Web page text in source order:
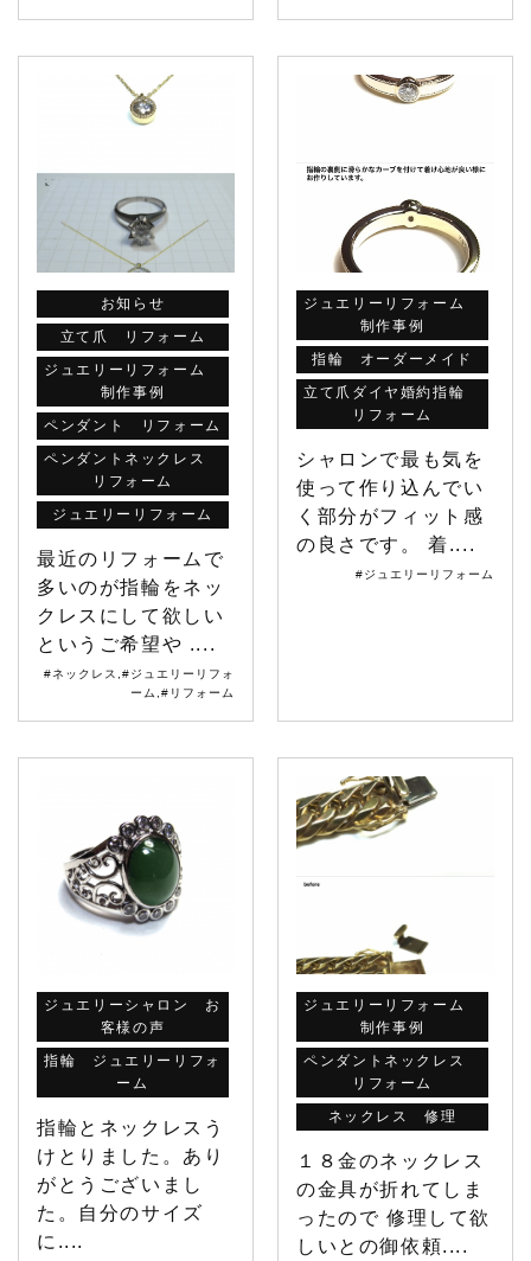
お知らせ
立て爪 リフォーム
ジュエリーリフォーム
制作事例
ペンダント リフォーム
ペンダントネックレス
リフォーム
ジュエリーリフォーム
最近のリフォームで
多いのが指輪をネッ
クレスにして欲しい
というご希望や ....
#ネックレス
#ジュエリーリフォ
ーム #リフォーム
ジュエリーリフォーム
制作事例
指輪 オーダーメイド
立て爪ダイヤ婚約指輪
リフォーム
シャロンで最も気を
使って作り込んでい
く部分がフィット感
の良さです。 着....
#ジュエリーリフォーム
ジュエリーシャロン お
客様の声
指輪 ジュエリーリフォ
ーム
指輪とネックレスう
けとりました。あり
がとうございまし
た。自分のサイズ
に....
ジュエリーリフォーム
制作事例
ペンダントネックレス
リフォーム
ネックレス 修理
１８金のネックレス
の金具が折れてしま
ったので 修理して欲
しいとの御依頼....